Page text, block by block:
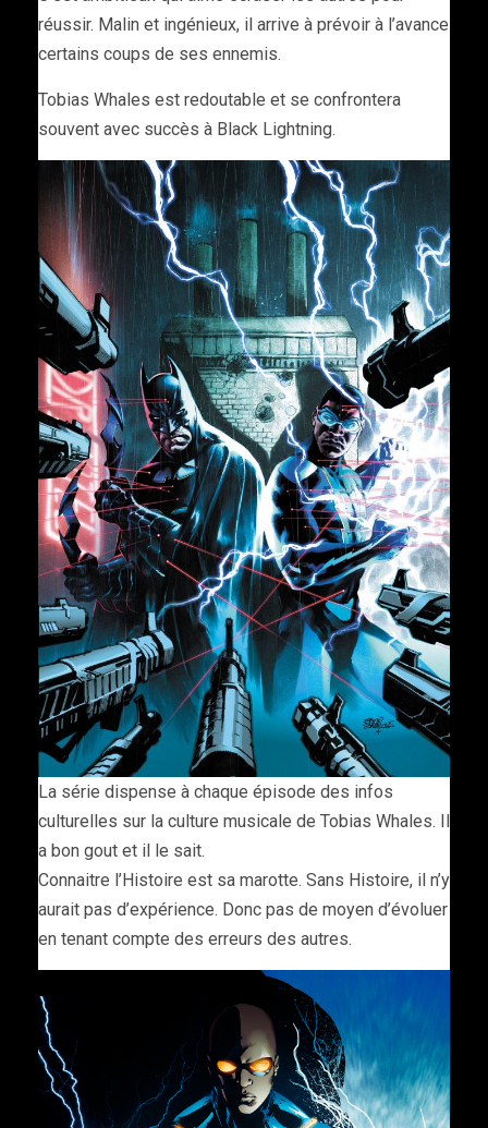
réussir. Malin et ingénieux, il arrive à prévoir à l’avance
certains coups de ses ennemis.
Tobias Whales est redoutable et se confrontera
souvent avec succès à Black Lightning.
La série dispense à chaque épisode des infos
culturelles sur la culture musicale de Tobias Whales. Il
a bon gout et il le sait.
Connaitre l’Histoire est sa marotte. Sans Histoire, il n’y
aurait pas d’expérience. Donc pas de moyen d’évoluer
en tenant compte des erreurs des autres.